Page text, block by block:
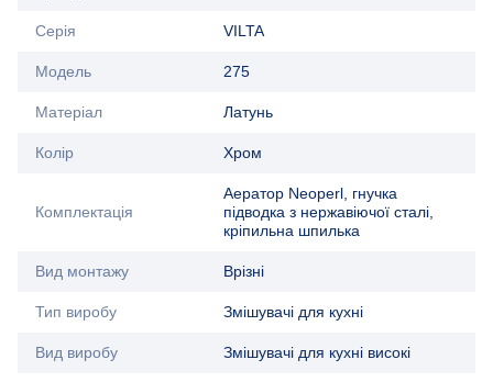
Серія VILTA
Модель 275
Матеріал Латунь
Колір Хром
Комплектація
Аератор Neoperl, гнучка
підводка з нержавіючої сталі,
кріпильна шпилька
Вид монтажу Врізні
Тип виробу Змішувачі для кухні
Вид виробу Змішувачі для кухні високі